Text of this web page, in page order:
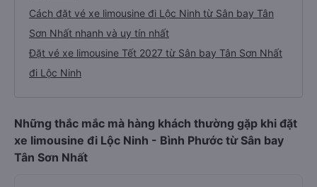
Cách đặt vé xe limousine đi Lộc Ninh từ Sân bay Tân
Sơn Nhất nhanh và uy tín nhất
Đặt vé xe limousine Tết 2027 từ Sân bay Tân Sơn Nhất
đi Lộc Ninh
Những thắc mắc mà hàng khách thường gặp khi đặt
xe limousine đi Lộc Ninh - Bình Phước từ Sân bay
Tân Sơn Nhất